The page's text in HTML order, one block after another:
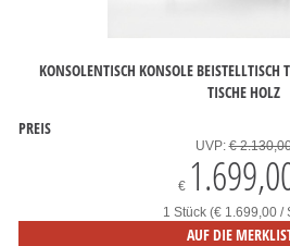
KONSOLENTISCH KONSOLE BEISTELLTISCH
TISCHE HOLZ
PREIS
UVP:€
€
1 Stück (€ 1.699,00 /
AUF DIE